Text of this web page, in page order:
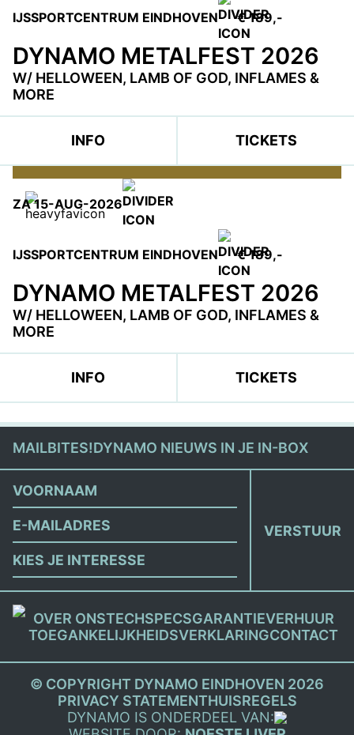
IJSSPORTCENTRUM EINDHOVEN € 189,-
DYNAMO METALFEST 2026
W/ HELLOWEEN, LAMB OF GOD, INFLAMES &
MORE
INFO TICKETS
ZA 15-AUG-2026
IJSSPORTCENTRUM EINDHOVEN € 189,-
DYNAMO METALFEST 2026
W/ HELLOWEEN, LAMB OF GOD, INFLAMES &
MORE
INFO TICKETS
MAILBITES!DYNAMO NIEUWS IN JE IN-BOX
EMAIL
OVER ONSTECHSPECSGARANTIEVERHUUR
TOEGANKELIJKHEIDSVERKLARINGCONTACT
© COPYRIGHT DYNAMO EINDHOVEN 2026
PRIVACY STATEMENTHUISREGELS
DYNAMO IS ONDERDEEL VAN: